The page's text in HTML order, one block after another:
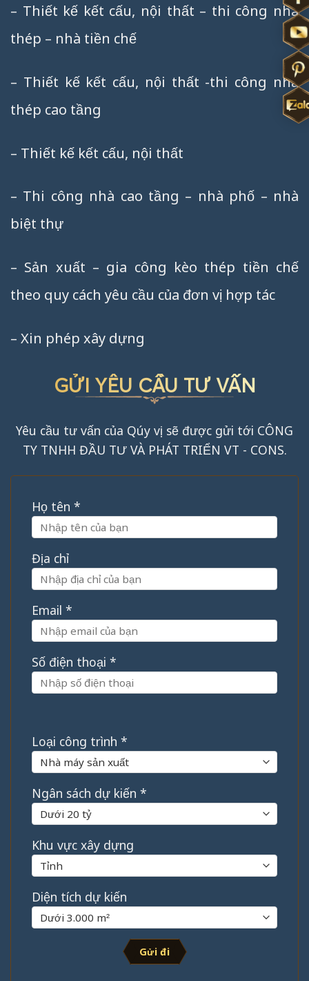
– Thiết kế kết cấu, nội thất – thi công nhà
thép – nhà tiền chế
– Thiết kế kết cấu, nội thất -thi công nhà
thép cao tầng
– Thiết kế kết cấu, nội thất
– Thi công nhà cao tầng – nhà phố – nhà
biệt thự
– Sản xuất – gia công kèo thép tiền chế
theo quy cách yêu cầu của đơn vị hợp tác
– Xin phép xây dựng
GỬI YÊU CẦU TƯ VẤN
Yêu cầu tư vấn của Qúy vị sẽ được gửi tới CÔNG
TY TNHH ĐẦU TƯ VÀ PHÁT TRIỂN VT - CONS.
Họ tên *
Địa chỉ
Email *
Số điện thoại *
Loại công trình *
Ngân sách dự kiến *
Khu vực xây dựng
Diện tích dự kiến
Gửi đi